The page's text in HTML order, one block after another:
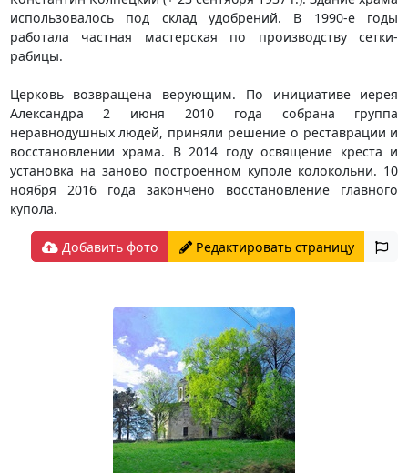
использовалось под склад удобрений. В 1990-е годы
работала частная мастерская по производству сетки-
рабицы.
Церковь возвращена верующим. По инициативе иерея
Александра 2 июня 2010 года собрана группа
неравнодушных людей, приняли решение о реставрации и
восстановлении храма. В 2014 году освящение креста и
установка на заново построенном куполе колокольни. 10
ноября 2016 года закончено восстановление главного
купола.
Добавить фото Редактировать страницу